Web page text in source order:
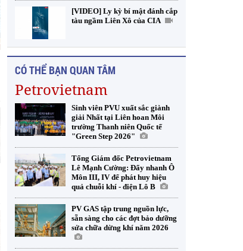
[VIDEO] Ly kỳ bí mật đánh cắp
tàu ngầm Liên Xô của CIA
CÓ THỂ BẠN QUAN TÂM
Petrovietnam
Sinh viên PVU xuất sắc giành
giải Nhất tại Liên hoan Môi
trường Thanh niên Quốc tế
"Green Step 2026"
Tổng Giám đốc Petrovietnam
Lê Mạnh Cường: Đẩy nhanh Ô
Môn III, IV để phát huy hiệu
quả chuỗi khí - điện Lô B
PV GAS tập trung nguồn lực,
sẵn sàng cho các đợt bảo dưỡng
sửa chữa dừng khí năm 2026